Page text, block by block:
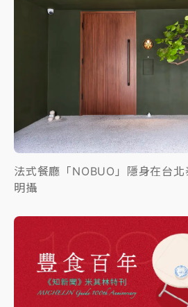
法式餐廳「NOBUO」隱身在台
明攝